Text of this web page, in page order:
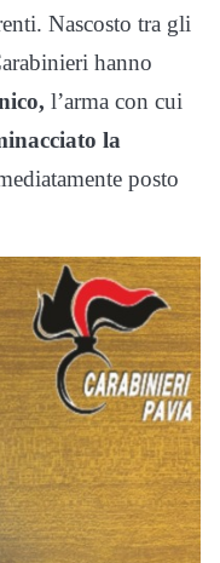
Nascosto tra gli
hanno
l’arma con cui
la
posto